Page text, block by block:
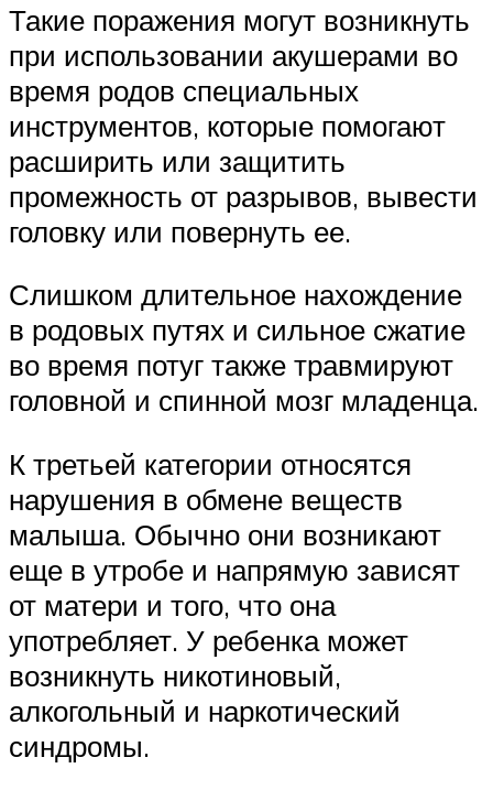
Такие поражения могут возникнуть
при использовании акушерами во
время родов специальных
инструментов, которые помогают
расширить или защитить
промежность от разрывов, вывести
головку или повернуть ее.
Слишком длительное нахождение
в родовых путях и сильное сжатие
во время потуг также травмируют
головной и спинной мозг младенца.
К третьей категории относятся
нарушения в обмене веществ
малыша. Обычно они возникают
еще в утробе и напрямую зависят
от матери и того, что она
употребляет. У ребенка может
возникнуть никотиновый,
алкогольный и наркотический
синдромы.